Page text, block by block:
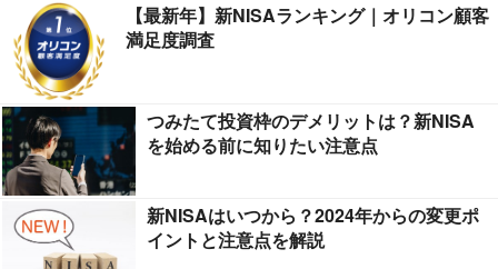
【最新年】新NISAランキング｜オリコン顧客
満足度調査
つみたて投資枠のデメリットは？新NISA
を始める前に知りたい注意点
新NISAはいつから？2024年からの変更ポ
イントと注意点を解説